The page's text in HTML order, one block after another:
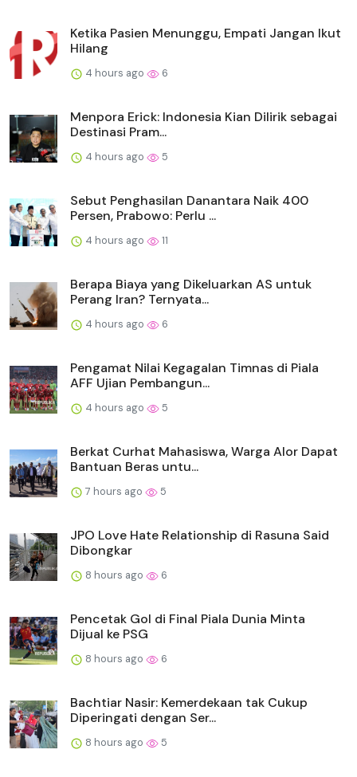
Ketika Pasien Menunggu, Empati Jangan Ikut
Hilang
4 hours ago 6
Menpora Erick: Indonesia Kian Dilirik sebagai
Destinasi Pram...
4 hours ago 5
Sebut Penghasilan Danantara Naik 400
Persen, Prabowo: Perlu ...
4 hours ago 11
Berapa Biaya yang Dikeluarkan AS untuk
Perang Iran? Ternyata...
4 hours ago 6
Pengamat Nilai Kegagalan Timnas di Piala
AFF Ujian Pembangun...
4 hours ago 5
Berkat Curhat Mahasiswa, Warga Alor Dapat
Bantuan Beras untu...
7 hours ago 5
JPO Love Hate Relationship di Rasuna Said
Dibongkar
8 hours ago 6
Pencetak Gol di Final Piala Dunia Minta
Dijual ke PSG
8 hours ago 6
Bachtiar Nasir: Kemerdekaan tak Cukup
Diperingati dengan Ser...
8 hours ago 5